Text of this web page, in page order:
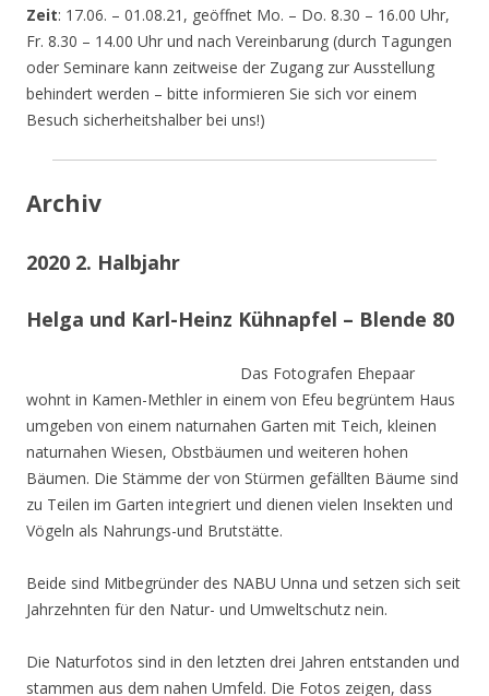
Zeit: 17.06. – 01.08.21, geöffnet Mo. – Do. 8.30 – 16.00 Uhr,
Fr. 8.30 – 14.00 Uhr und nach Vereinbarung (durch Tagungen
oder Seminare kann zeitweise der Zugang zur Ausstellung
behindert werden – bitte informieren Sie sich vor einem
Besuch sicherheitshalber bei uns!)
Archiv
2020 2. Halbjahr
Helga und Karl-Heinz Kühnapfel – Blende 80
Das Fotografen Ehepaar
wohnt in Kamen-Methler in einem von Efeu begrüntem Haus
umgeben von einem naturnahen Garten mit Teich, kleinen
naturnahen Wiesen, Obstbäumen und weiteren hohen
Bäumen. Die Stämme der von Stürmen gefällten Bäume sind
zu Teilen im Garten integriert und dienen vielen Insekten und
Vögeln als Nahrungs-und Brutstätte.
Beide sind Mitbegründer des NABU Unna und setzen sich seit
Jahrzehnten für den Natur- und Umweltschutz nein.
Die Naturfotos sind in den letzten drei Jahren entstanden und
stammen aus dem nahen Umfeld. Die Fotos zeigen, dass